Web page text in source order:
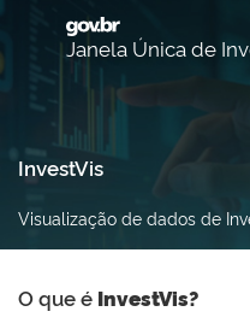
Janela Única de
InvestVis
Visualização de dados de
O que é InvestVis?